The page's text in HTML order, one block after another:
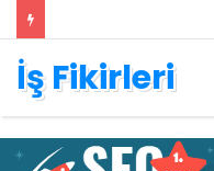
İş Fikirleri